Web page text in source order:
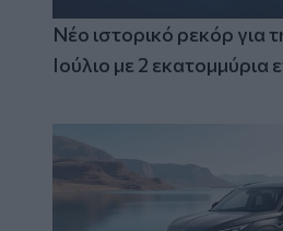
Νέο ιστορικό ρεκόρ για
Ιούλιο με 2 εκατομμύρια